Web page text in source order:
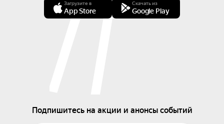
Загрузите в
App Store
Скачать из
Google Play
Подпишитесь на акции и анонсы событий